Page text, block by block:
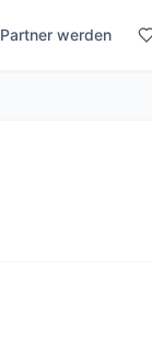
Partner werden